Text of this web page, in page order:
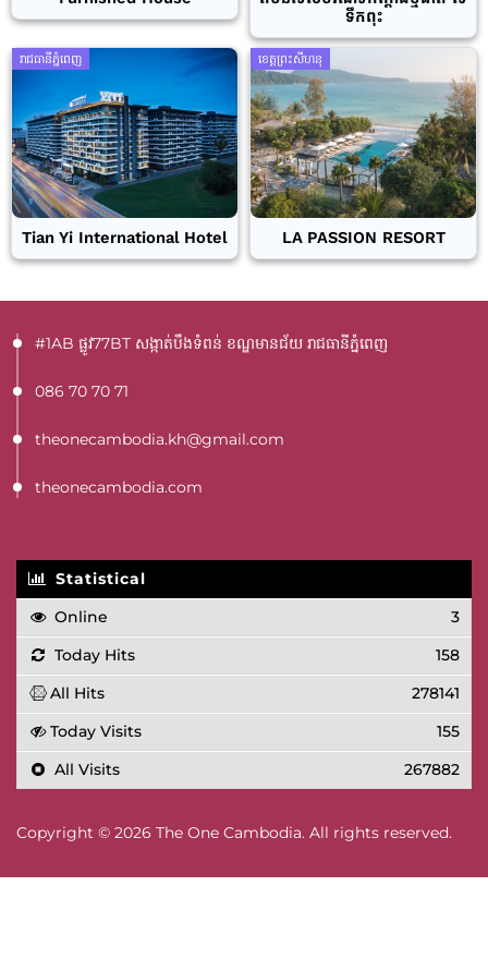
ទឹកពុះ
រាជធានីភ្នំពេញ
Tian Yi International Hotel
ខេត្តព្រះសីហនុ
LA PASSION RESORT
#1AB ផ្លូវ77BT​ សង្កាត់បឹងទំពន់ ខណ្ឌមានជ័យ រាជធានីភ្នំពេញ
086 70 70 71
theonecambodia.kh@gmail.com
theonecambodia.com
Statistical
Online
3
Today Hits
158
All Hits
278141
Today Visits
155
All Visits
267882
Copyright © 2026 The One Cambodia. All rights reserved.